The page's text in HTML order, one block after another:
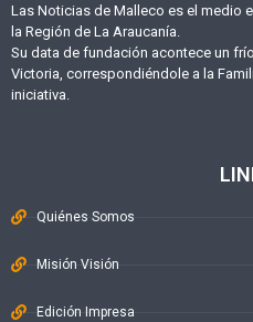
Las Noticias de Malleco es el medio
la Región de La Araucanía.
Su data de fundación acontece un
Victoria, correspondiéndole a la
iniciativa.
Quiénes Somos
Misión Visión
Edición Impresa